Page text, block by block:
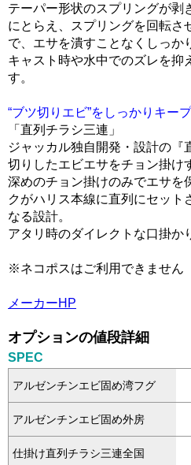
テーパー形状のスプリングが剥
にとらえ、スプリングを回転さ
で、エサを潰すことなくしっか
キャスト時や水中でのズレを抑
す。
“ブツ切りエビ”をしっかりキー
「直列チラシ三連」
ジャッカル独自開発・設計の『
切りしたエビエサをチョン掛け
深めのチョン掛けのみでエサを
クがハリス本線に直列にセット
なる設計。
アタリ時のダイレクトな口掛か
※ネコポスはご利用できません
メーカーHP
オプションの値段詳細
SPEC
アルゼンチンエビ固め湾フグ
アルゼンチンエビ固め外房
仕掛け直列チラシ三連全国